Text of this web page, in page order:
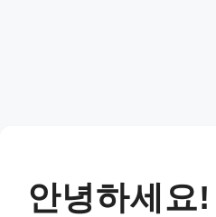
안녕하세요!